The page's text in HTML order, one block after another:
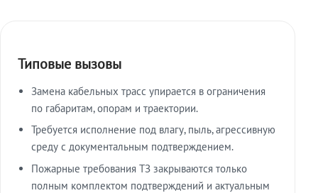
Типовые вызовы
Замена кабельных трасс упирается в ограничения
по габаритам, опорам и траектории.
Требуется исполнение под влагу, пыль, агрессивную
среду с документальным подтверждением.
Пожарные требования ТЗ закрываются только
полным комплектом подтверждений и актуальным